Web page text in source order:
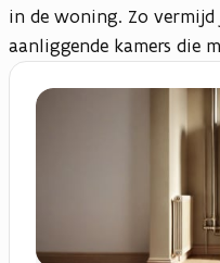
in de woning. Zo
aanliggende kamers die